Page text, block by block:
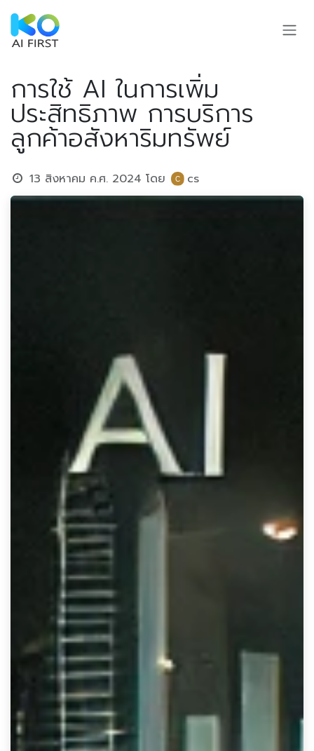
Skip to Content
การใช้ AI ในการเพิ่ม
ประสิทธิภาพ การบริการ
ลูกค้าอสังหาริมทรัพย์
13 สิงหาคม ค.ศ. 2024 โดย cs